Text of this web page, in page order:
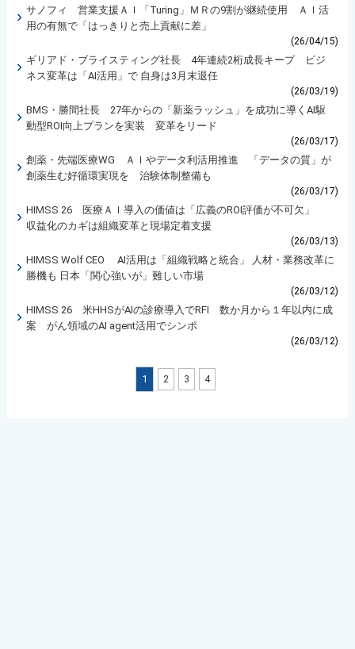
サノフィ 営業支援ＡＩ「Turing」ＭＲの9割が継続使用 ＡＩ活
用の有無で「はっきりと売上貢献に差」
(26/04/15)
ギリアド・ブライスティング社長 4年連続2桁成長キープ ビジ
ネス変革は「AI活用」で 自身は3月末退任
(26/03/19)
BMS・勝間社長 27年からの「新薬ラッシュ」を成功に導くAI駆
動型ROI向上プランを実装 変革をリード
(26/03/17)
創薬・先端医療WG ＡＩやデータ利活用推進 「データの質」が
創薬生む好循環実現を 治験体制整備も
(26/03/17)
HIMSS 26 医療ＡＩ導入の価値は「広義のROI評価が不可欠」
収益化のカギは組織変革と現場定着支援
(26/03/13)
HIMSS Wolf CEO AI活用は「組織戦略と統合」 人材・業務改革に
勝機も 日本「関心強いが」難しい市場
(26/03/12)
HIMSS 26 米HHSがAIの診療導入でRFI 数か月から１年以内に成
案 がん領域のAI agent活用でシンポ
(26/03/12)
1 2 3 4